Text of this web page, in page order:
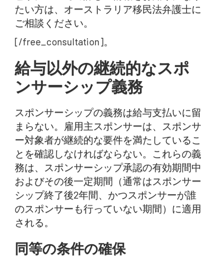
たい方は、オーストラリア移民法弁護士に
ご相談ください。
[/free_consultation]。
給与以外の継続的なスポ
ンサーシップ義務
スポンサーシップの義務は給与支払いに留
まらない。雇用主スポンサーは、スポンサ
ー対象者が継続的な要件を満たしているこ
とを確認しなければならない。これらの義
務は、スポンサーシップ承認の有効期間中
およびその後一定期間（通常はスポンサー
シップ終了後2年間、かつスポンサーが誰
のスポンサーも行っていない期間）に適用
される。
同等の条件の確保